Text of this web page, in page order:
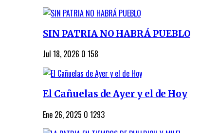
SIN PATRIA NO HABRÁ PUEBLO
Jul 18, 2026 0 158
El Cañuelas de Ayer y el de Hoy
Ene 26, 2025 0 1293